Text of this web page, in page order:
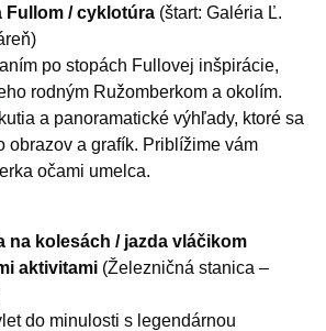
Fullom / cyklotúra (štart: Galéria Ľ.
po stopách Fullovej inšpirácie,
rodným Ružomberkom a okolím.
a panoramatické výhľady, ktoré sa
obrazov a grafík. Priblížime vám
očami umelca.
na kolesách / jazda vláčikom
aktivitami (Železničná stanica –
do minulosti s legendárnou